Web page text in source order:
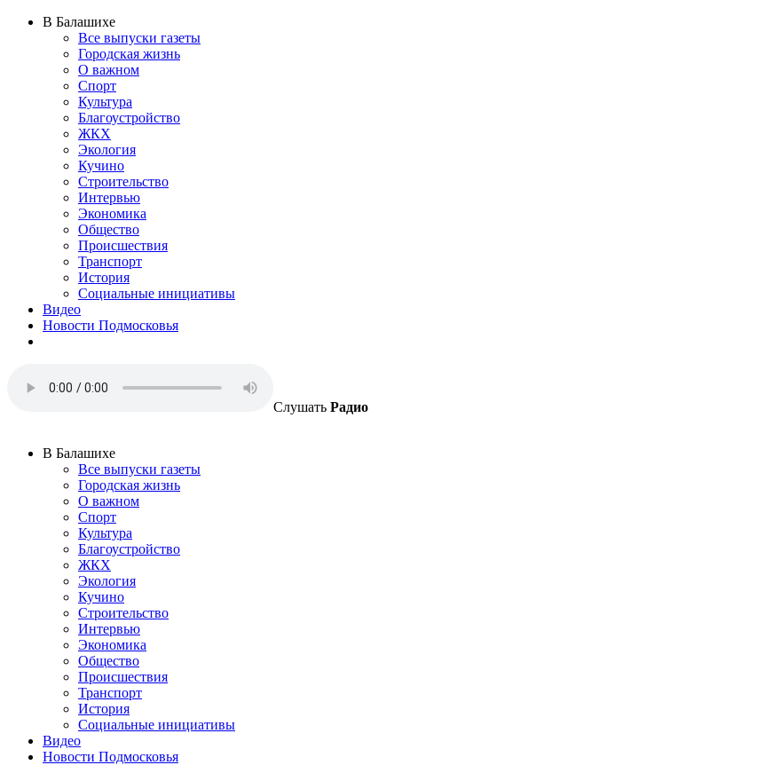
В Балашихе
Все выпуски газеты
Городская жизнь
О важном
Спорт
Культура
Благоустройство
ЖКХ
Экология
Кучино
Строительство
Интервью
Экономика
Общество
Происшествия
Транспорт
История
Социальные инициативы
Видео
Новости Подмосковья
Слушать Радио
В Балашихе
Все выпуски газеты
Городская жизнь
О важном
Спорт
Культура
Благоустройство
ЖКХ
Экология
Кучино
Строительство
Интервью
Экономика
Общество
Происшествия
Транспорт
История
Социальные инициативы
Видео
Новости Подмосковья